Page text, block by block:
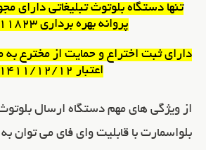
تنها دستگاه بلوتوث تبلیغاتی دارای
پروانه بهره برداری 125/11823
اعتبار 1411/12/12)
از ویژگی های مهم دستگاه ارسال
بلواسمارت با قابلیت وای فای می توان